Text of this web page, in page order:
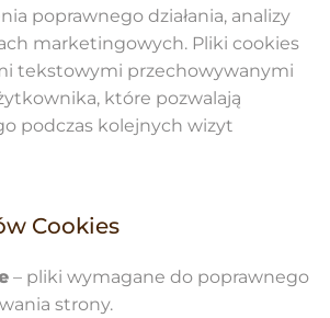
poprawnego działania, analizy
marketingowych. Pliki cookies
tekstowymi przechowywanymi
które pozwalają
podczas kolejnych wizyt
Cookies
– pliki wymagane do poprawnego
strony.